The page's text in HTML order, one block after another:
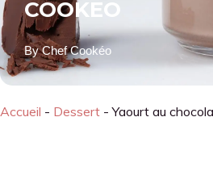
COOKEO
ByChef Cookéo
Accueil - Dessert -Yaourt au